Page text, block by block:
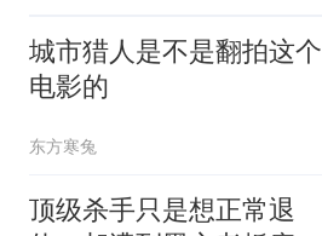
城市猎人是不是翻拍这个
电影的
东方寒兔
顶级杀手只是想正常退